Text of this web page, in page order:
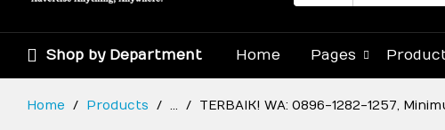
Shop by Department Home Pages
Home Products ... TERBAIK! WA: 0896-1282-1257,